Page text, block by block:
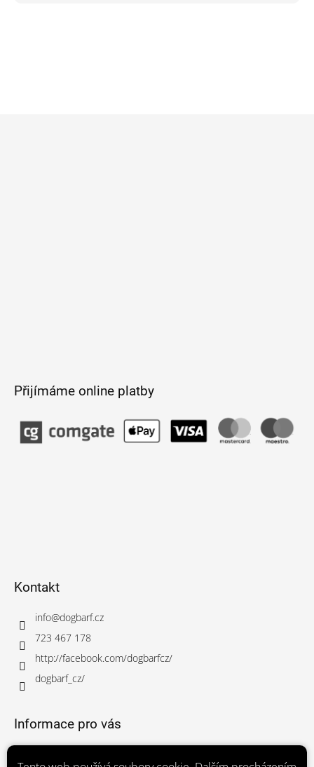
Přijímáme online platby
Kontakt
info@dogbarf.cz
723 467 178
http://facebook.com/dogbarfcz/
dogbarf_cz/
Informace pro vás